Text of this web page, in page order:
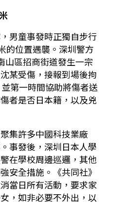
男童事發時正獨自步行
的位置遇襲。深圳警方
山區招商街道發生一宗
某受傷，接報到場後拘
第一時間協助將傷者送
者是否日本籍，以及兇
集許多中國科技業廠
事發後，深圳日本人學
在學校周邊巡邏，其他
安全措施。《共同社》
當日所有活動，要求家
，如非必要不外出，以